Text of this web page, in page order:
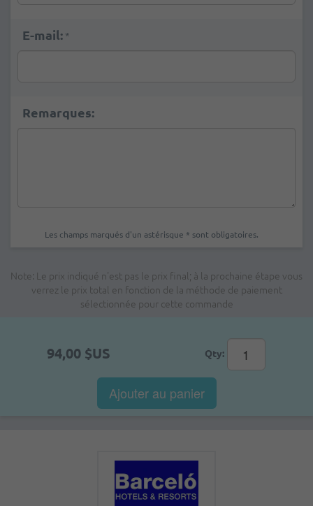
E-mail: *
Remarques:
Les champs marqués d'un astérisque * sont obligatoires.
Note: Le prix indiqué n'est pas le prix final; à la prochaine étape vous
verrez le prix total en fonction de la méthode de paiement
sélectionnée pour cette commande
94,00 $US Qty:
Ajouter au panier